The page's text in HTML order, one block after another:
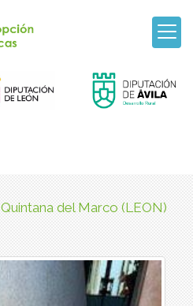
Quintana del Marco (LEON)